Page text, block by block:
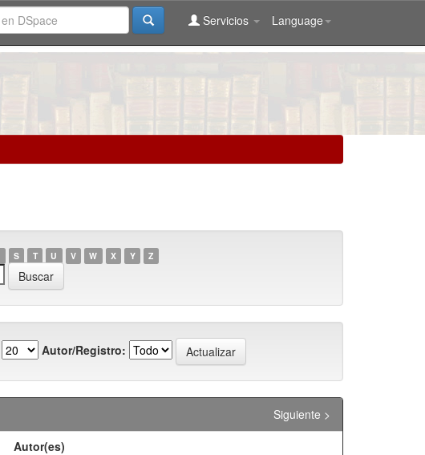
Language
Servicios
S T U V W X Y Z
Autor/Registro:
Siguiente >
Autor(es)